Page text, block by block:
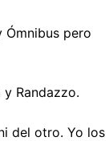
pero
Randazzo.
del otro. Yo los